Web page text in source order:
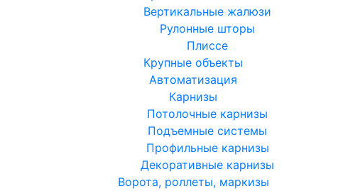
Вертикальные жалюзи
Рулонные шторы
Плиссе
Крупные объекты
Автоматизация
Карнизы
Потолочные карнизы
Подъемные системы
Профильные карнизы
Декоративные карнизы
Ворота, роллеты, маркизы